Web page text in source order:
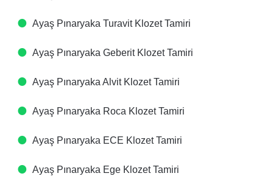
Ayaş Pınaryaka Turavit Klozet Tamiri
Ayaş Pınaryaka Geberit Klozet Tamiri
Ayaş Pınaryaka Alvit Klozet Tamiri
Ayaş Pınaryaka Roca Klozet Tamiri
Ayaş Pınaryaka ECE Klozet Tamiri
Ayaş Pınaryaka Ege Klozet Tamiri